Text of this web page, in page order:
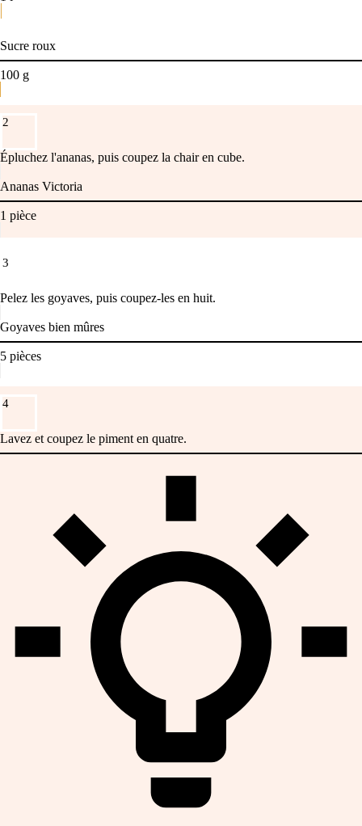
Sucre roux
100 g
2
Épluchez l'ananas, puis coupez la chair en cube.
Ananas Victoria
1 pièce
3
Pelez les goyaves, puis coupez-les en huit.
Goyaves bien mûres
5 pièces
4
Lavez et coupez le piment en quatre.